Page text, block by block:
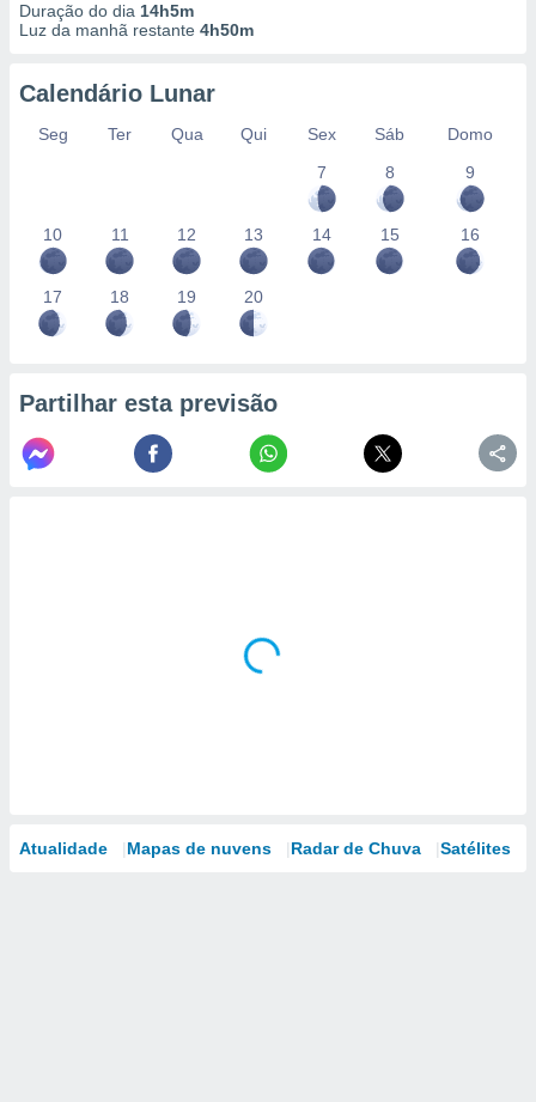
Duração do dia 14h5m
Luz da manhã restante 4h50m
Calendário Lunar
Seg Ter Qua Qui Sex Sáb
Domo
7
8 9
10 11 12 13 14 15 16
17 18 19 20
Partilhar esta previsão
Atualidade Mapas de nuvens Radar de Chuva Satélites